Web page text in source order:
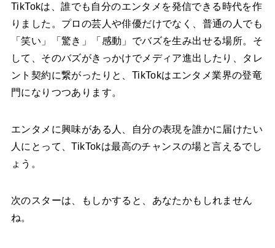
TikTokは、誰でも自分のエンタメを発信できる時代を作
りました。プロの芸人や俳優だけでなく、普通の人でも
「笑い」「驚き」「感動」でバズを生み出せる場所。そ
して、そのバズがきっかけでメディア進出したり、タレ
ント契約に繋がったりと、TikTokはエンタメ業界の登竜
門になりつつあります。
エンタメに興味がある人、自分の表現を誰かに届けたい
人にとって、TikTokは最高のチャンスの場と言えるでし
ょう。
次のスターは、もしかすると、あなたかもしれません
ね。